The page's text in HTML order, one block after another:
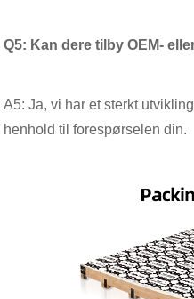
Q5: Kan dere tilby OEM-
A5: Ja, vi har et sterkt
henhold til forespørselen din.